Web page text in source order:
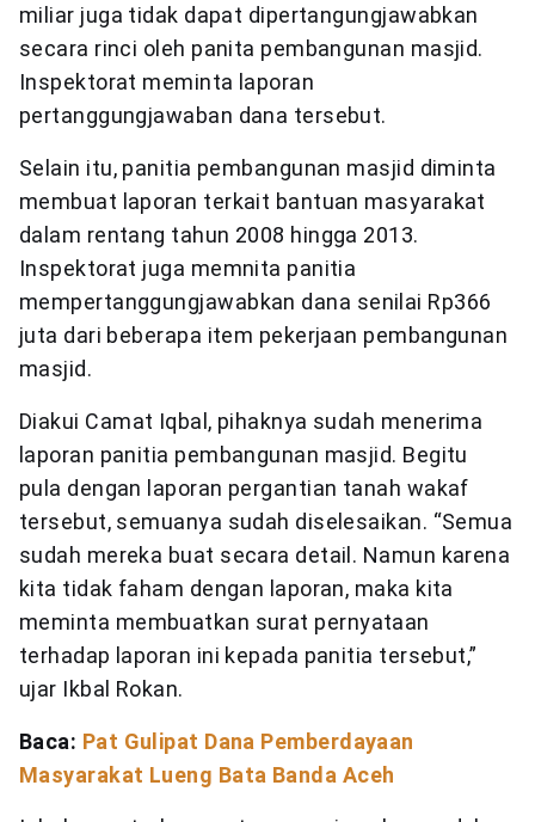
miliar juga tidak dapat dipertangungjawabkan
secara rinci oleh panita pembangunan masjid.
Inspektorat meminta laporan
pertanggungjawaban dana tersebut.
Selain itu, panitia pembangunan masjid diminta
membuat laporan terkait bantuan masyarakat
dalam rentang tahun 2008 hingga 2013.
Inspektorat juga memnita panitia
mempertanggungjawabkan dana senilai Rp366
juta dari beberapa item pekerjaan pembangunan
masjid.
Diakui Camat Iqbal, pihaknya sudah menerima
laporan panitia pembangunan masjid. Begitu
pula dengan laporan pergantian tanah wakaf
tersebut, semuanya sudah diselesaikan. “Semua
sudah mereka buat secara detail. Namun karena
kita tidak faham dengan laporan, maka kita
meminta membuatkan surat pernyataan
terhadap laporan ini kepada panitia tersebut,”
ujar Ikbal Rokan.
Baca: Pat Gulipat Dana Pemberdayaan
Masyarakat Lueng Bata Banda Aceh